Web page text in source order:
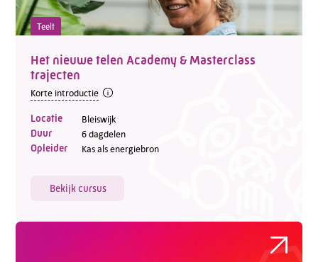
Teelt
Het nieuwe telen Academy & Masterclass
trajecten
Korte introductie
Locatie Bleiswijk
Duur 6 dagdelen
Opleider Kas als energiebron
Bekijk cursus